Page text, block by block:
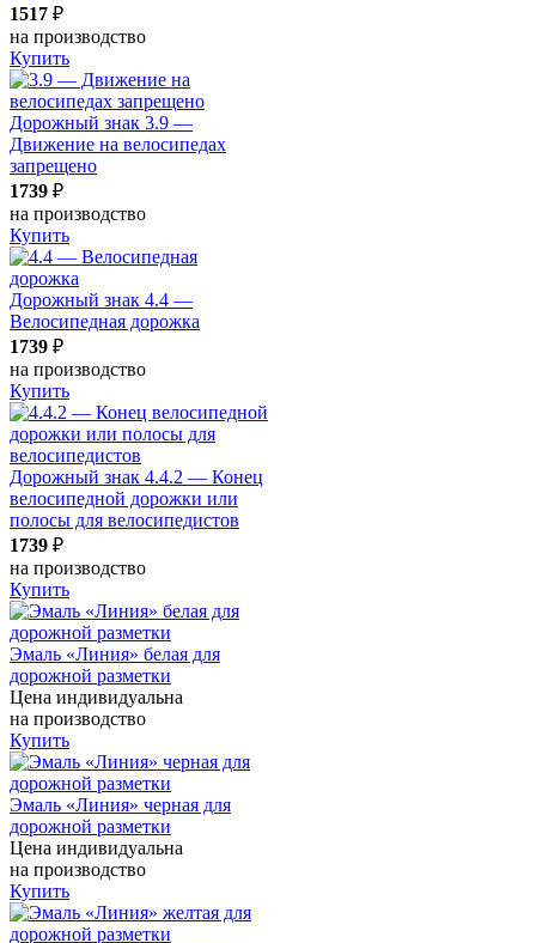
1517 ₽
на производство
Купить
Дорожный знак 3.9 —
Движение на велосипедах
запрещено
1739 ₽
на производство
Купить
Дорожный знак 4.4 —
Велосипедная дорожка
1739 ₽
на производство
Купить
Дорожный знак 4.4.2 — Конец
велосипедной дорожки или
полосы для велосипедистов
1739 ₽
на производство
Купить
Эмаль «Линия» белая для
дорожной разметки
Цена индивидуальна
на производство
Купить
Эмаль «Линия» черная для
дорожной разметки
Цена индивидуальна
на производство
Купить